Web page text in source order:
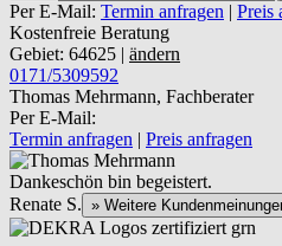
Per E-Mail: Termin anfragen | Preis
Kostenfreie Beratung
Gebiet: 64625 | ändern
0171/5309592
Thomas Mehrmann, Fachberater
Per E-Mail:
Termin anfragen | Preis anfragen
Dankeschön bin begeistert.
Renate S. » Weitere